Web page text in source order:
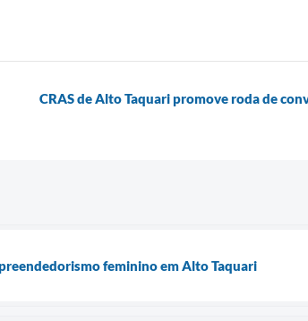
CRAS de Alto Taquari promove roda de
feminino em Alto Taquari